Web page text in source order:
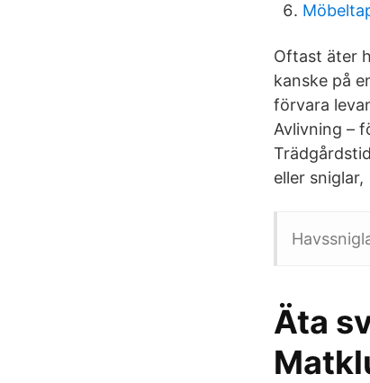
Oftast äter
kanske på
förvara
Avlivning –
eller
Äta